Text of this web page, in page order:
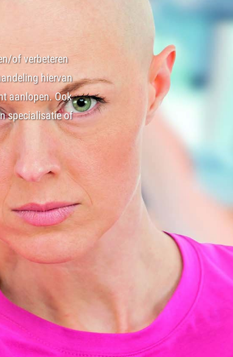
of verbeteren
hiervan
aanlopen. Ook
specialisatie of
Door de vaak zware behandeling tegen
zou je er niet meteen aan denken om aan je
uit onderzoek dat het trainen tijdens en na de
meebrengt.
Voordelen zijn:
Afname van vermoeidheid
Toename van de kwaliteit van leven
Toename van kracht